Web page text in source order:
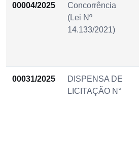
00004/2025
Concorrência
(Lei Nº
14.133/2021)
00031/2025
DISPENSA DE
LICITAÇÃO N°